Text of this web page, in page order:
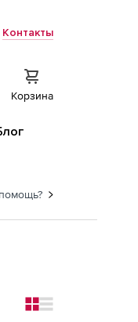
Контакты
Корзина
Change to grid views
Change to simple